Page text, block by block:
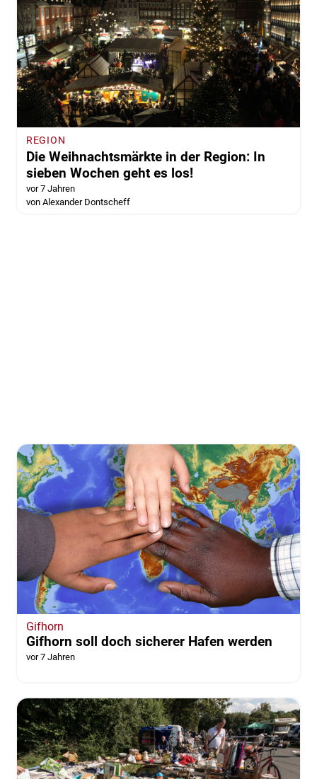
REGION
Die Weihnachtsmärkte in der Region: In
sieben Wochen geht es los!
vor 7 Jahren
von Alexander Dontscheff
Gifhorn
Gifhorn soll doch sicherer Hafen werden
vor 7 Jahren